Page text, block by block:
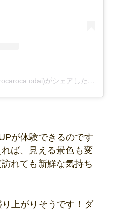
RocaRocaアクティビティ(@rocaroca.odai)がシェアした投稿
が体験できるのです
ば、見える景色も変
れても新鮮な気持ち
上がりそうです！ダ